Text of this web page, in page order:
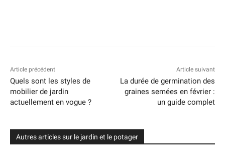
Article précédent
Quels sont les styles de
mobilier de jardin
actuellement en vogue ?
Article suivant
La durée de germination des
graines semées en février :
un guide complet
Autres articles sur le jardin et le potager